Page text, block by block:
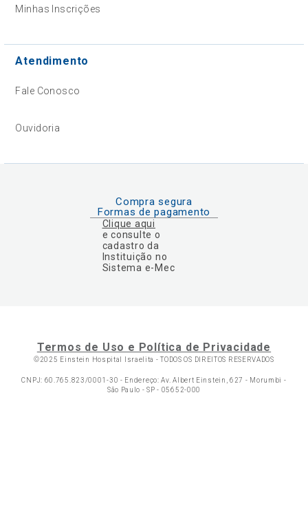
Minhas Inscrições
Atendimento
Fale Conosco
Ouvidoria
Compra segura
Formas de pagamento
Clique aqui
e consulte o
cadastro da
Instituição no
Sistema e-Mec
Termos de Uso e Política de Privacidade
©2025 Einstein Hospital Israelita -TODOS OS DIREITOS RESERVADOS
CNPJ: 60.765.823/0001-30 - Endereço: Av. Albert Einstein, 627 - Morumbi -
São Paulo - SP - 05652-000